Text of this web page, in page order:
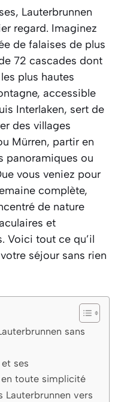
Lauterbrunnen
regard. Imaginez
de falaises de plus
72 cascades dont
plus hautes
accessible
Interlaken, sert de
des villages
Mürren, partir en
panoramiques ou
vous veniez pour
complète,
de nature
et
Voici tout ce qu’il
séjour sans rien
sans
ses
toute simplicité
Lauterbrunnen vers